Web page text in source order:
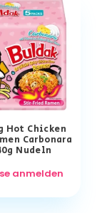
Hot Chicken
Carbonara
Nudeln
anmelden